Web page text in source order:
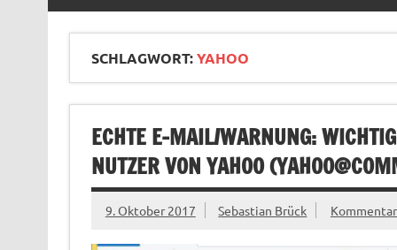
SCHLAGWORT:YAHOO
ECHTE E-MAIL/WARNUNG:
NUTZER VON YAHOO (
9. Oktober 2017 Sebastian Brück